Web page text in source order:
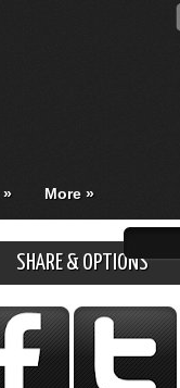
» More »
SHARE & OPTIONS